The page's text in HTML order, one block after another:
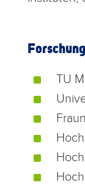
^ TU
^
^
^
^
^